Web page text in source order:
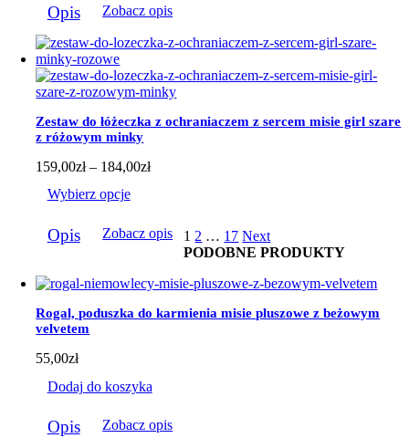
do
produkt
ma
wiele
wariantów.
Opcje
można
wybrać
na
stronie
produktu
Opis Zobacz opis
Zestaw do łóżeczka z ochraniaczem z sercem misie girl szare
z różowym minky
159,00zł – 184,00złZakres
do
184,00zł
Wybierz opcje
produkt
wariantów.
można
wybrać
na
stronie
produktu
Opis Zobacz opis 1 2 … 17 Next
PODOBNE PRODUKTY
Rogal, poduszka do karmienia misie pluszowe z beżowym
velvetem
55,00zł
Dodaj do koszyka
Opis Zobacz opis